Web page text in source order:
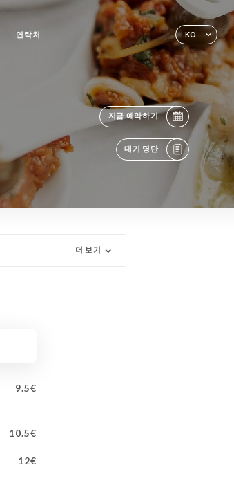
KO
연락처
지금 예약하기
대기 명단
더 보기
9.5€
10.5€
12€